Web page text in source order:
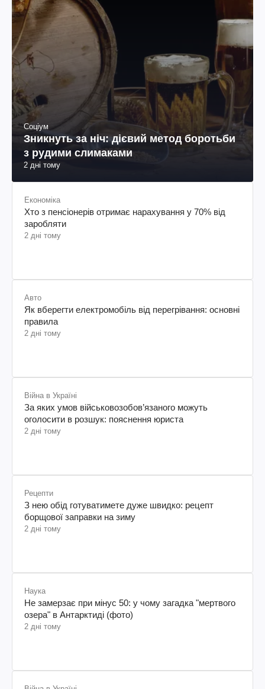
Соціум
Зникнуть за ніч: дієвий метод боротьби
з рудими слимаками
2 дні тому
Економіка
Хто з пенсіонерів отримає нарахування у 70% від
заробляти
2 дні тому
Авто
Як вберегти електромобіль від перегрівання: основні
правила
2 дні тому
Війна в Україні
За яких умов військовозобов’язаного можуть
оголосити в розшук: пояснення юриста
2 дні тому
Рецепти
З нею обід готуватимете дуже швидко: рецепт
борщової заправки на зиму
2 дні тому
Наука
Не замерзає при мінус 50: у чому загадка "мертвого
озера" в Антарктиді (фото)
2 дні тому